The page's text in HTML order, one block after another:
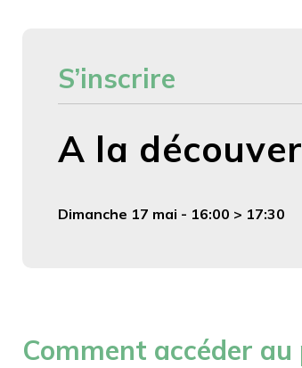
S’inscrire
A la
Dimanche 17 mai - 16:00 > 17:30
Comment accéder au